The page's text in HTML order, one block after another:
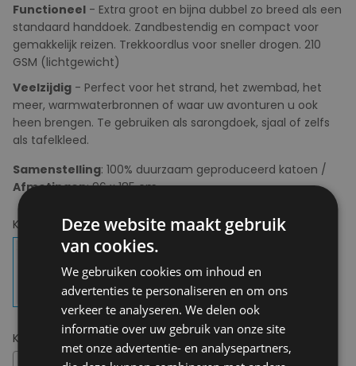
Functioneel - Extra groot en bijna dubbel zo breed als een
standaard handdoek. Zandbestendig en compact voor
gemakkelijk reizen. Trekkoordlus voor sneller drogen. 210
GSM (lichtgewicht)
Veelzijdig - Perfect voor het strand, het zwembad, het
meer, warmwaterbronnen of waar uw avonturen u ook
heen brengen. Te gebruiken als sarongdoek, sjaal of zelfs
als tafelkleed.
Samenstelling: 100% duurzaam geproduceerd katoen /
Afmetingen: 96 x 185 cm
Kies uw kleur:MULTI
Kies uw maat:OS
Deze website maakt gebruik
van cookies.
We gebruiken cookies om inhoud en
advertenties te personaliseren en om ons
verkeer te analyseren. We delen ook
informatie over uw gebruik van onze site
met onze advertentie- en analysepartners,